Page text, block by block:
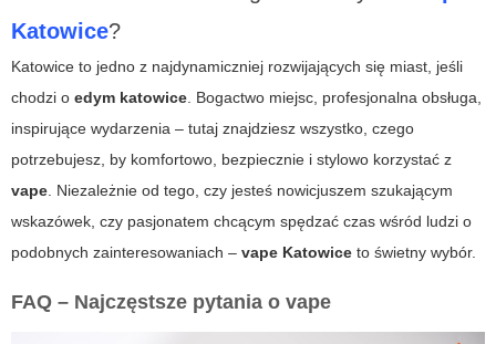
Katowice?
Katowice to jedno z najdynamiczniej rozwijających się miast, jeśli
chodzi o edym katowice. Bogactwo miejsc, profesjonalna obsługa,
inspirujące wydarzenia – tutaj znajdziesz wszystko, czego
potrzebujesz, by komfortowo, bezpiecznie i stylowo korzystać z
vape. Niezależnie od tego, czy jesteś nowicjuszem szukającym
wskazówek, czy pasjonatem chcącym spędzać czas wśród ludzi o
podobnych zainteresowaniach – vape Katowice to świetny wybór.
FAQ – Najczęstsze pytania o vape